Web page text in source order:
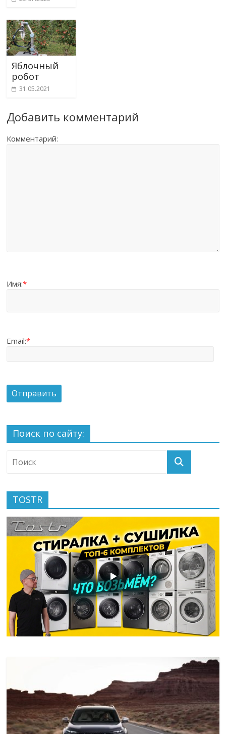
Яблочный
робот
31.05.2021
Добавить комментарий
Комментарий:
Имя:*
Email:*
Поиск по сайту:
TOSTR